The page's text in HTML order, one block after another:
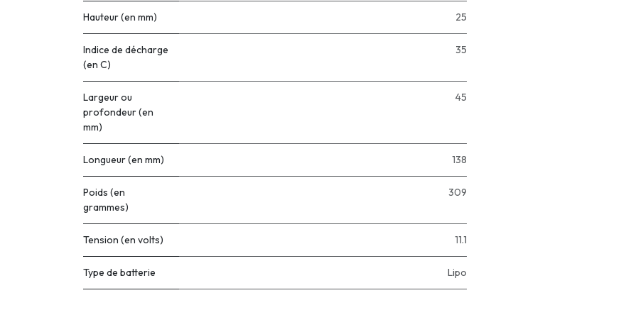
Hauteur (en mm) 25
Indice de décharge
(en C)
35
Largeur ou
profondeur (en
mm)
45
Longueur (en mm) 138
Poids (en
grammes)
309
Tension (en volts) 11.1
Type de batterie Lipo